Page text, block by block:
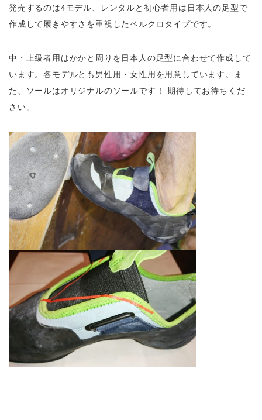
発売するのは4モデル、レンタルと初心者用は日本人の足型で
作成して履きやすさを重視したベルクロタイプです。
中・上級者用はかかと周りを日本人の足型に合わせて作成して
います。各モデルとも男性用・女性用を用意しています。ま
た、ソールはオリジナルのソールです！ 期待してお待ちくだ
さい。